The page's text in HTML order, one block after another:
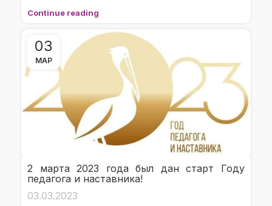
Continue reading
03
МАР
2 марта 2023 года был дан старт Году
педагога и наставника!
03.03.2023